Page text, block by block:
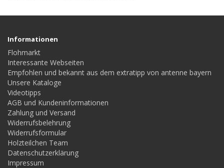
Informationen
Flohmarkt
Interessante Webseiten
Empfohlen und bekannt aus dem extratipp von antenne bayern
Unsere Kataloge
Videotipps
AGB und Kundeninformationen
Zahlung und Versand
Widerrufsbelehrung
Widerrufsformular
Holzteilchen Team
Datenschutzerklärung
Impressum